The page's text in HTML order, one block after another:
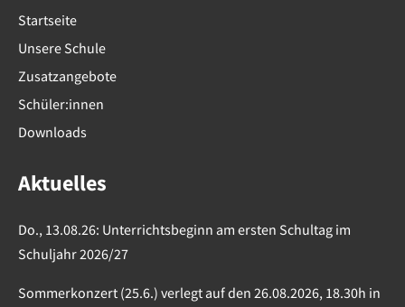
Startseite
Unsere Schule
Zusatzangebote
Schüler:innen
Downloads
Aktuelles
Do., 13.08.26: Unterrichtsbeginn am ersten Schultag im
Schuljahr 2026/27
Sommerkonzert (25.6.) verlegt auf den 26.08.2026, 18.30h in